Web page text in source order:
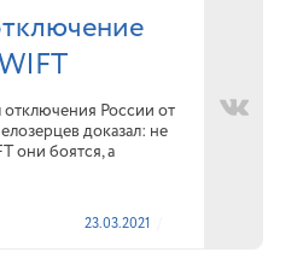
России от
доказал: не
они боятся, а
23.03.2021